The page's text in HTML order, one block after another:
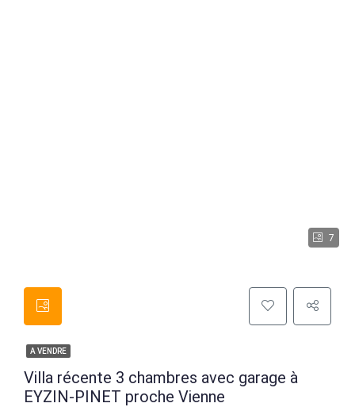
7
A VENDRE
Villa récente 3 chambres avec garage à
EYZIN-PINET proche Vienne